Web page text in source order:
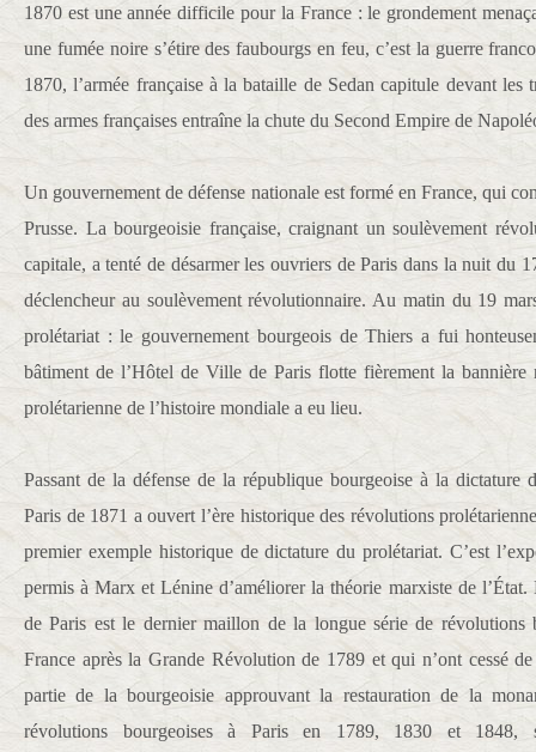
1870 est une année difficile pour la France : le grondement
une fumée noire s’étire des faubourgs en feu, c’est la guerre
1870, l’armée française à la bataille de Sedan capitule devant les
des armes françaises entraîne la chute du Second Empire de
Un gouvernement de défense nationale est formé en France, qui
Prusse. La bourgeoisie française, craignant un soulèvement
capitale, a tenté de désarmer les ouvriers de Paris dans la nuit du
déclencheur au soulèvement révolutionnaire. Au matin du 19
prolétariat : le gouvernement bourgeois de Thiers a fui
bâtiment de l’Hôtel de Ville de Paris flotte fièrement la
prolétarienne de l’histoire mondiale a eu lieu.
Passant de la défense de la république bourgeoise à la dictature
Paris de 1871 a ouvert l’ère historique des révolutions
premier exemple historique de dictature du prolétariat. C’est
permis à Marx et Lénine d’améliorer la théorie marxiste de
de Paris est le dernier maillon de la longue série de révolutions
France après la Grande Révolution de 1789 et qui n’ont cessé
partie de la bourgeoisie approuvant la restauration de la
révolutions bourgeoises à Paris en 1789, 1830 et 1848,